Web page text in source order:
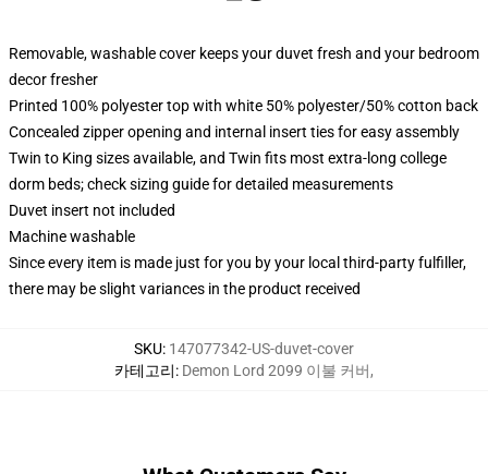
Removable, washable cover keeps your duvet fresh and your bedroom
decor fresher
Printed 100% polyester top with white 50% polyester/50% cotton back
Concealed zipper opening and internal insert ties for easy assembly
Twin to King sizes available, and Twin fits most extra-long college
dorm beds; check sizing guide for detailed measurements
Duvet insert not included
Machine washable
Since every item is made just for you by your local third-party fulfiller,
there may be slight variances in the product received
SKU: 147077342-US-duvet-cover
카테고리: Demon Lord 2099 이불 커버,